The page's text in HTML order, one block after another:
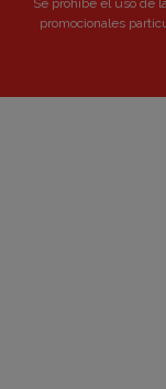
Se prohibe el uso de
promocionales